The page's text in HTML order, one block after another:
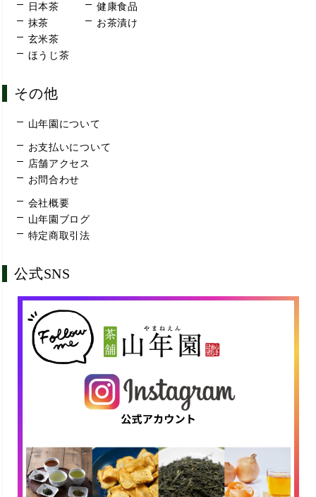
日本茶
抹茶
玄米茶
ほうじ茶
健康食品
お茶漬け
その他
山年園について
お支払いについて
店舗アクセス
お問合わせ
会社概要
山年園ブログ
特定商取引法
公式SNS